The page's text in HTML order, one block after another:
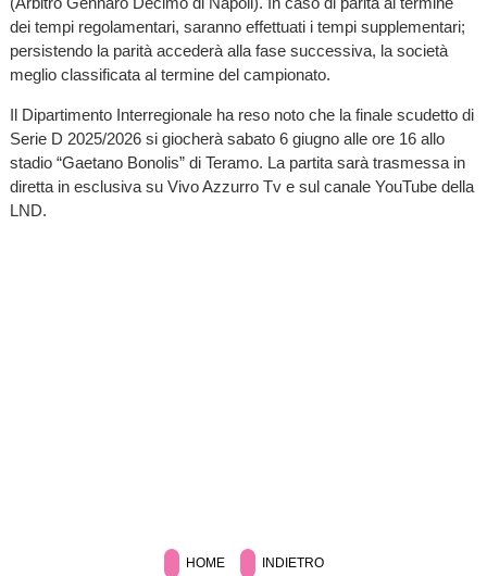
dei tempi regolamentari, saranno effettuati i tempi supplementari;
persistendo la parità accederà alla fase successiva, la società
meglio classificata al termine del campionato.
Il Dipartimento Interregionale ha reso noto che la finale scudetto di
Serie D 2025/2026 si giocherà sabato 6 giugno alle ore 16 allo
stadio “Gaetano Bonolis” di Teramo. La partita sarà trasmessa in
diretta in esclusiva su Vivo Azzurro Tv e sul canale YouTube della
LND.
HOME INDIETRO